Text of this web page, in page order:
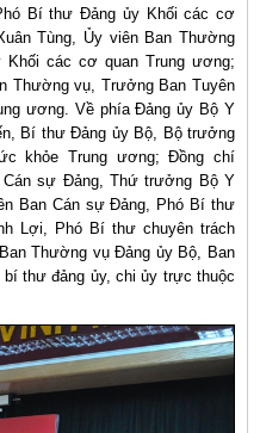
Bí thư Đảng ủy Khối các cơ
Tùng, Ủy viên Ban Thường
các cơ quan Trung ương;
Thường vụ, Trưởng Ban Tuyên
ương. Về phía Đảng ủy Bộ Y
Bí thư Đảng ủy Bộ, Bộ trưởng
khỏe Trung ương; Đồng chí
sự Đảng, Thứ trưởng Bộ Y
Ban Cán sự Đảng, Phó Bí thư
Lợi, Phó Bí thư chuyên trách
Thường vụ Đảng ủy Bộ, Ban
thư đảng ủy, chi ủy trực thuộc